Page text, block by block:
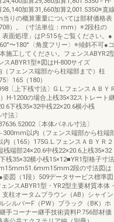
26,140加算31,660加算2,001.5350※直線
りの概算重量については部材価格表
）。（寸法単位：mm）※2段柱の
表面処理」はP.515をご覧ください。●
〜180°〈角度フリー〉※傾斜不可●コ
施工してください。フェンスABYR2
スABYR1型※図はH-800サイズ
フェンス端部から柱端部まで）柱
〉165（180）
〔上下桟寸法〕G.L.フェンスＡＢＹＲ
1200の場合上桟35×32ストレート
下桟35×32中桟22×20.6横小桟
法〕
〔本体パネル寸法〕
以内（フェンス端部から柱端
（165）175G.L.フェンスＡＢＹＲ２
端部24×20.6中桟22×20.6上桟35×32
桟35×32横小桟15×12■YR1型格子寸法
段の寸法図は
姿図（1段）509データサービス標準図
ンスABYR1型・YR2型主要材質本体・
柱オータムブラウン（AB）シャイン
シルバーF（PW）ブラック（BK）ホ
手コーナー継手技術資料P.756部材価